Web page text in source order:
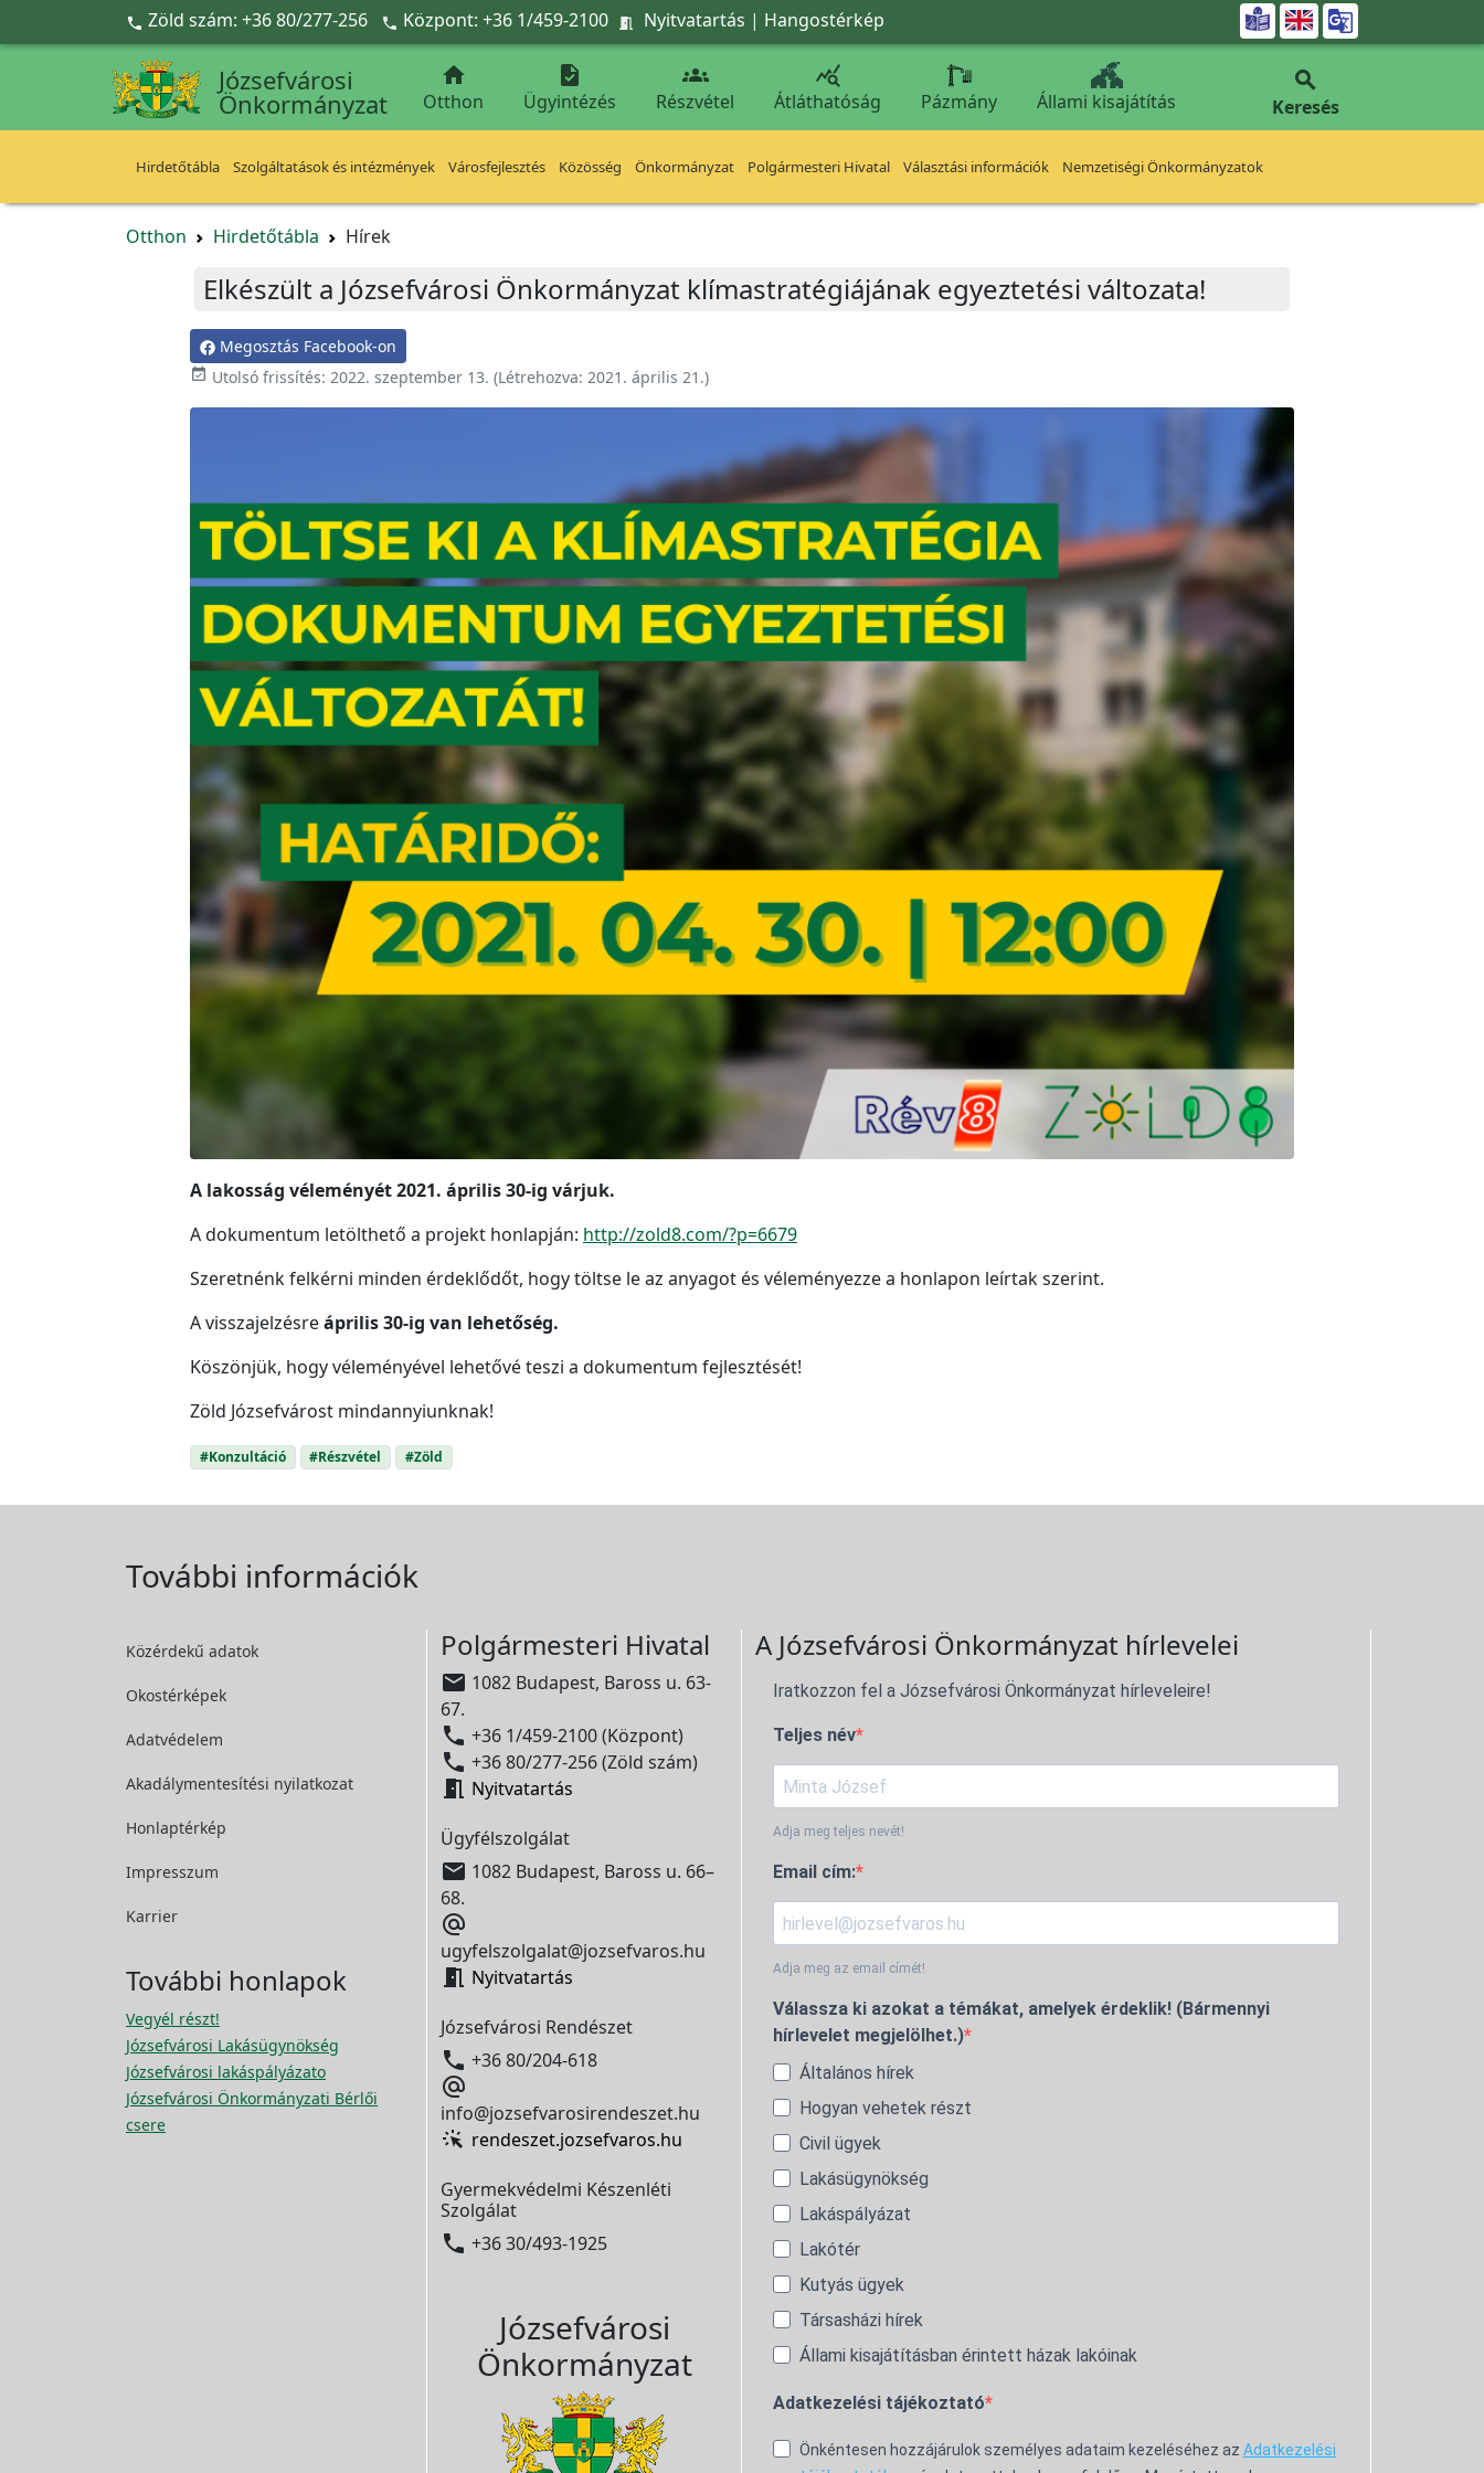
Ugrás a fő tartalomra
 Zöld szám: +36 80/277-256  Központ: +36 1/459-2100  Nyitvatartás | Hangostérkép 
Józsefvárosi
Önkormányzat

Otthon

Ügyintézés

Részvétel

Átláthatóság Pázmány Állami kisajátítás

Keresés
Hirdetőtábla Szolgáltatások és intézmények Városfejlesztés Közösség Önkormányzat Polgármesteri Hivatal Választási információk Nemzetiségi Önkormányzatok
Otthon Hirdetőtábla Hírek
Elkészült a Józsefvárosi Önkormányzat klímastratégiájának egyeztetési változata!
Megosztás Facebook-on
 Utolsó frissítés: 2022. szeptember 13. (Létrehozva: 2021. április 21.)
A lakosság véleményét 2021. április 30-ig várjuk.
A dokumentum letölthető a projekt honlapján: http://zold8.com/?p=6679
Szeretnénk felkérni minden érdeklődőt, hogy töltse le az anyagot és véleményezze a honlapon leírtak szerint.
A visszajelzésreáprilis 30-ig van lehetőség.
Köszönjük, hogy véleményével lehetővé teszi a dokumentum fejlesztését!
Zöld Józsefvárost mindannyiunknak!
#Konzultáció #Részvétel #Zöld
További információk
Közérdekű adatok
Okostérképek
Adatvédelem
Akadálymentesítési nyilatkozat
Honlaptérkép
Impresszum
Karrier
További honlapok
Vegyél részt!
Józsefvárosi Lakásügynökség
Józsefvárosi lakáspályázato
Józsefvárosi Önkormányzati Bérlői
csere
Polgármesteri Hivatal
 1082 Budapest, Baross u. 63-
67.
 +36 1/459-2100 (Központ)
 +36 80/277-256 (Zöld szám)
 Nyitvatartás
Ügyfélszolgálat
 1082 Budapest, Baross u. 66–
68.

ugyfelszolgalat@jozsefvaros.hu
 Nyitvatartás
Józsefvárosi Rendészet
 +36 80/204-618

info@jozsefvarosirendeszet.hu
rendeszet.jozsefvaros.hu
Gyermekvédelmi Készenléti
Szolgálat
 +36 30/493-1925
Józsefvárosi
Önkormányzat
A Józsefvárosi Önkormányzat hírlevelei
Iratkozzon fel a Józsefvárosi Önkormányzat hírleveleire!
Teljes név
Adja meg teljes nevét!
Email cím:
Adja meg az email címét!
Válassza ki azokat a témákat, amelyek érdeklik! (Bármennyi
hírlevelet megjelölhet.)
Általános hírek
Hogyan vehetek részt
Civil ügyek
Lakásügynökség
Lakáspályázat
Lakótér
Kutyás ügyek
Társasházi hírek
Állami kisajátításban érintett házak lakóinak
Adatkezelési tájékoztató
Önkéntesen hozzájárulok személyes adataim kezeléséhez az Adatkezelési